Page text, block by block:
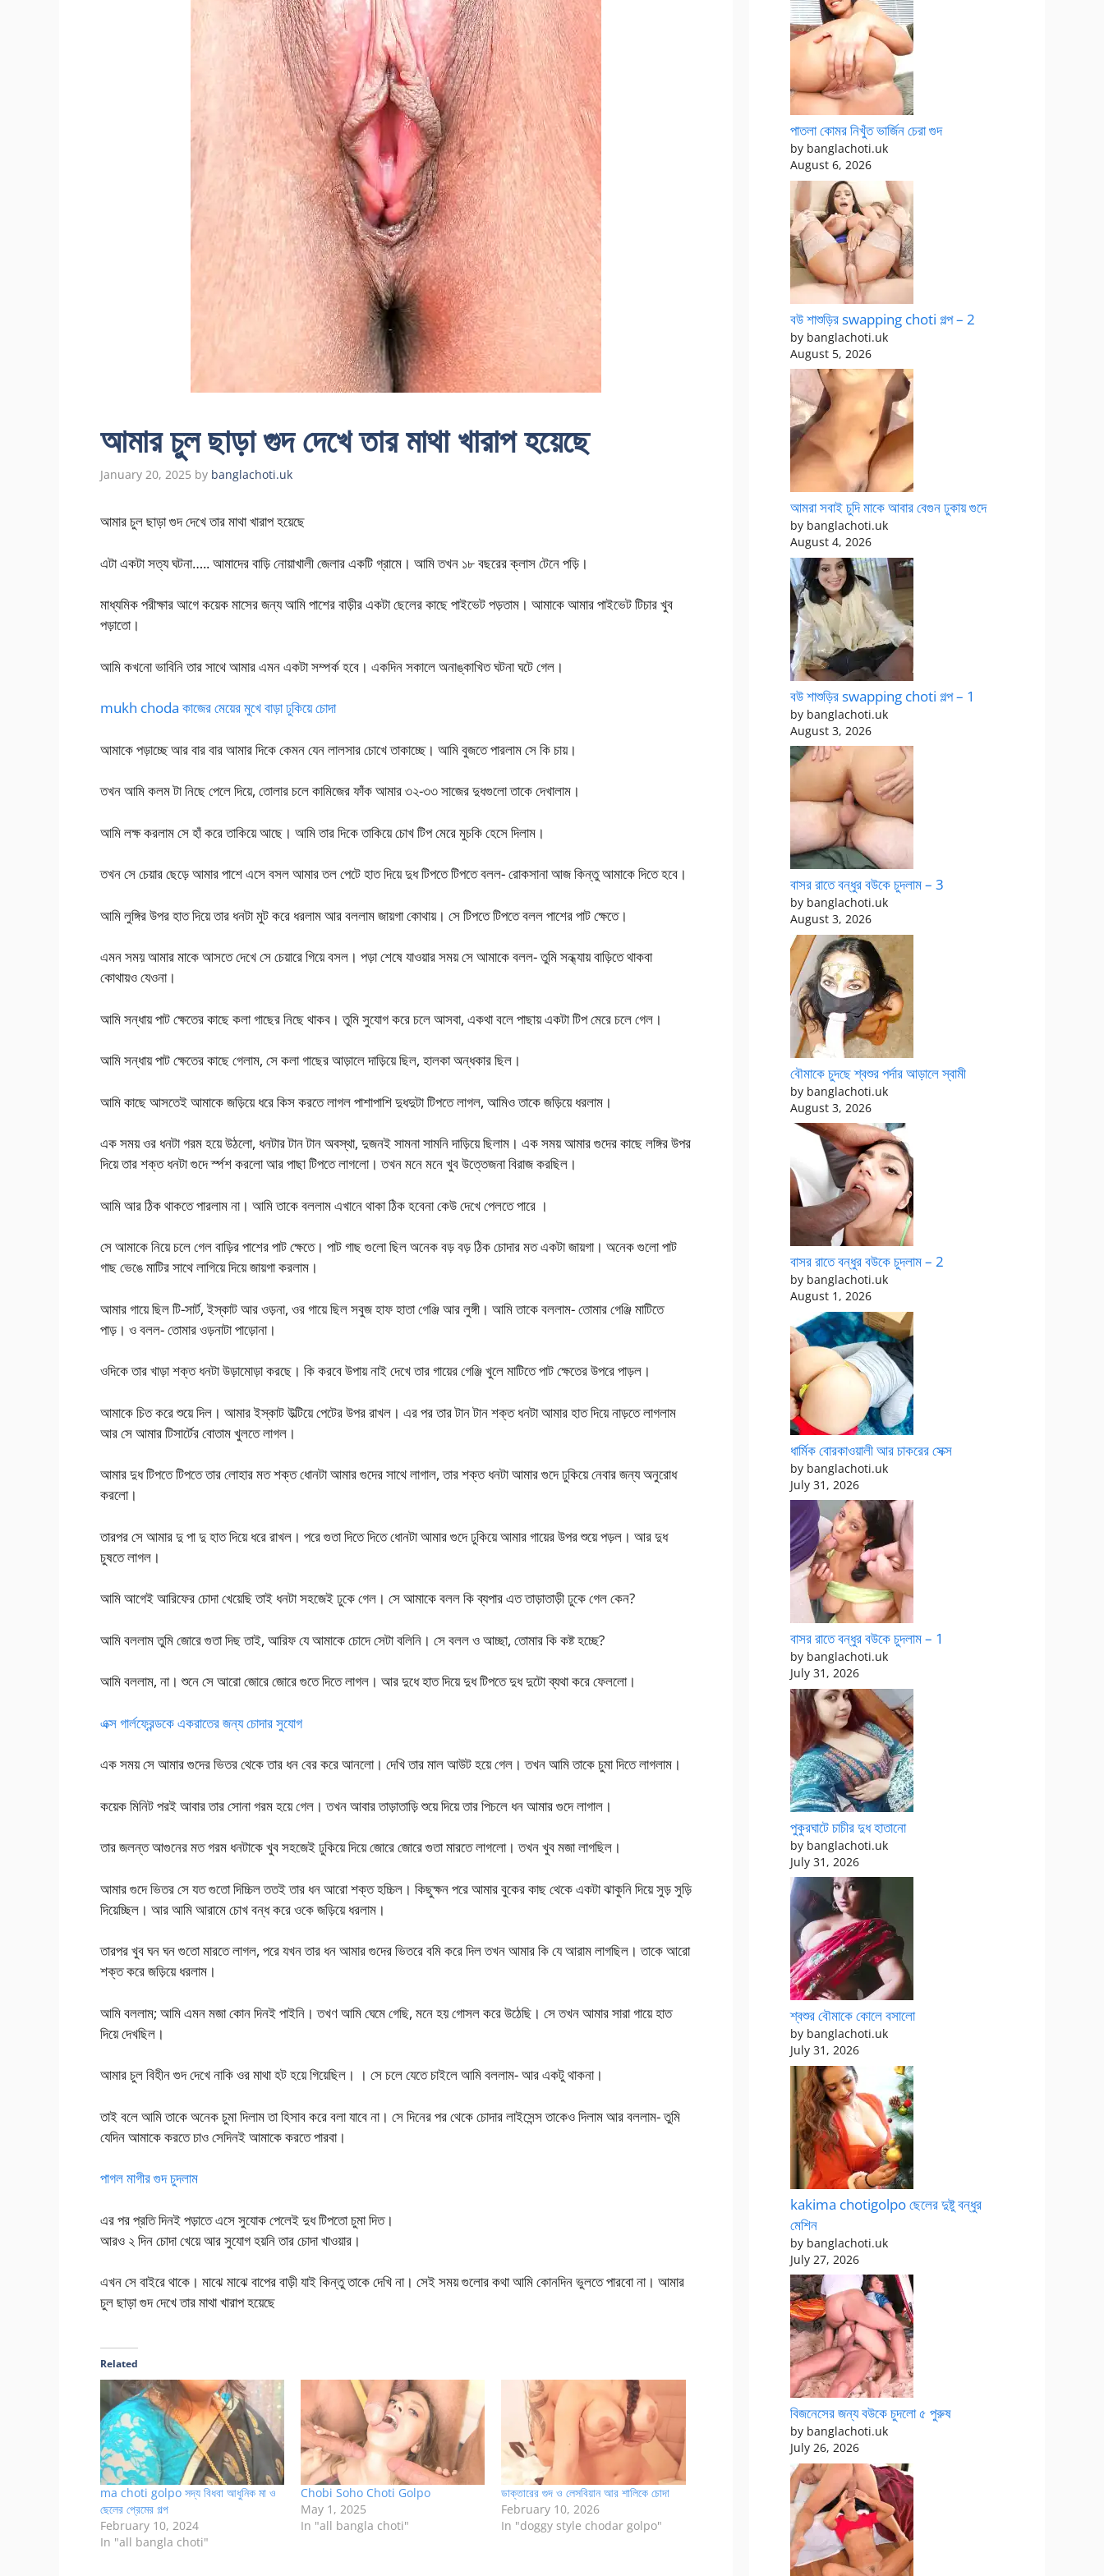
আমার চুল ছাড়া গুদ দেখে তার মাথা খারাপ হয়েছে
January 20, 2025 by banglachoti.uk
আমার চুল ছাড়া গুদ দেখে তার মাথা খারাপ হয়েছে
এটা একটা সত্য ঘটনা….. আমাদের বাড়ি নোয়াখালী জেলার একটি গ্রামে। আমি তখন ১৮ বছরের ক্লাস টেনে পড়ি।
মাধ্যমিক পরীক্ষার আগে কয়েক মাসের জন্য আমি পাশের বাড়ীর একটা ছেলের কাছে পাইভেট পড়তাম। আমাকে আমার পাইভেট টিচার খুব
পড়াতো।
আমি কখনো ভাবিনি তার সাথে আমার এমন একটা সম্পর্ক হবে। একদিন সকালে অনাঙ্কাখিত ঘটনা ঘটে গেল।
mukh choda কাজের মেয়ের মুখে বাড়া ঢুকিয়ে চোদা
আমাকে পড়াচ্ছে আর বার বার আমার দিকে কেমন যেন লালসার চোখে তাকাচ্ছে। আমি বুজতে পারলাম সে কি চায়।
তখন আমি কলম টা নিছে পেলে দিয়ে, তোলার চলে কামিজের ফাঁক আমার ৩২-৩৩ সাজের দুধগুলো তাকে দেখালাম।
আমি লক্ষ করলাম সে হাঁ করে তাকিয়ে আছে। আমি তার দিকে তাকিয়ে চোখ টিপ মেরে মুচকি হেসে দিলাম।
তখন সে চেয়ার ছেড়ে আমার পাশে এসে বসল আমার তল পেটে হাত দিয়ে দুধ টিপতে টিপতে বলল- রোকসানা আজ কিন্তু আমাকে দিতে হবে।
আমি লুঙ্গির উপর হাত দিয়ে তার ধনটা মুট করে ধরলাম আর বললাম জায়গা কোথায়। সে টিপতে টিপতে বলল পাশের পাট ক্ষেতে।
এমন সময় আমার মাকে আসতে দেখে সে চেয়ারে গিয়ে বসল। পড়া শেষে যাওয়ার সময় সে আমাকে বলল- তুমি সন্ধ্যায় বাড়িতে থাকবা
কোথায়ও যেওনা।
আমি সন্ধায় পাট ক্ষেতের কাছে কলা গাছের নিছে থাকব। তুমি সুযোগ করে চলে আসবা, একথা বলে পাছায় একটা টিপ মেরে চলে গেল।
আমি সন্ধায় পাট ক্ষেতের কাছে গেলাম, সে কলা গাছের আড়ালে দাড়িয়ে ছিল, হালকা অন্ধকার ছিল।
আমি কাছে আসতেই আমাকে জড়িয়ে ধরে কিস করতে লাগল পাশাপাশি দুধদুটা টিপতে লাগল, আমিও তাকে জড়িয়ে ধরলাম।
এক সময় ওর ধনটা গরম হয়ে উঠলো, ধনটার টান টান অবস্থা, দুজনই সামনা সামনি দাড়িয়ে ছিলাম। এক সময় আমার গুদের কাছে লঙ্গির উপর
দিয়ে তার শক্ত ধনটা গুদে র্স্পশ করলো আর পাছা টিপতে লাগলো। তখন মনে মনে খুব উত্তেজনা বিরাজ করছিল।
আমি আর ঠিক থাকতে পারলাম না। আমি তাকে বললাম এখানে থাকা ঠিক হবেনা কেউ দেখে পেলতে পারে ।
সে আমাকে নিয়ে চলে গেল বাড়ির পাশের পাট ক্ষেতে। পাট গাছ গুলো ছিল অনেক বড় বড় ঠিক চোদার মত একটা জায়গা। অনেক গুলো পাট
গাছ ভেঙে মাটির সাথে লাগিয়ে দিয়ে জায়গা করলাম।
আমার গায়ে ছিল টি-সার্ট, ইস্কাট আর ওড়না, ওর গায়ে ছিল সবুজ হাফ হাতা গেঞ্জি আর লুঙ্গী। আমি তাকে বললাম- তোমার গেঞ্জি মাটিতে
পাড়। ও বলল- তোমার ওড়নাটা পাড়োনা।
ওদিকে তার খাড়া শক্ত ধনটা উড়ামোড়া করছে। কি করবে উপায় নাই দেখে তার গায়ের গেঞ্জি খুলে মাটিতে পাট ক্ষেতের উপরে পাড়ল।
আমাকে চিত করে শুয়ে দিল। আমার ইস্কাট উল্টিয়ে পেটের উপর রাখল। এর পর তার টান টান শক্ত ধনটা আমার হাত দিয়ে নাড়তে লাগলাম
আর সে আমার টিসার্টের বোতাম খুলতে লাগল।
আমার দুধ টিপতে টিপতে তার লোহার মত শক্ত ধোনটা আমার গুদের সাথে লাগাল, তার শক্ত ধনটা আমার গুদে ঢুকিয়ে নেবার জন্য অনুরোধ
করলো।
তারপর সে আমার দু পা দু হাত দিয়ে ধরে রাখল। পরে গুতা দিতে দিতে ধোনটা আমার গুদে ঢুকিয়ে আমার গায়ের উপর শুয়ে পড়ল। আর দুধ
চুষতে লাগল।
আমি আগেই আরিফের চোদা খেয়েছি তাই ধনটা সহজেই ঢুকে গেল। সে আমাকে বলল কি ব্যপার এত তাড়াতাড়ী ঢুকে গেল কেন?
আমি বললাম তুমি জোরে গুতা দিছ তাই, আরিফ যে আমাকে চোদে সেটা বলিনি। সে বলল ও আচ্ছা, তোমার কি কষ্ট হচ্ছে?
আমি বললাম, না। শুনে সে আরো জোরে জোরে গুতে দিতে লাগল। আর দুধে হাত দিয়ে দুধ টিপতে দুধ দুটো ব্যথা করে ফেললো।
এক্স গার্লফ্রেন্ডকে একরাতের জন্য চোদার সুযোগ
এক সময় সে আমার গুদের ভিতর থেকে তার ধন বের করে আনলো। দেখি তার মাল আউট হয়ে গেল। তখন আমি তাকে চুমা দিতে লাগলাম।
কয়েক মিনিট পরই আবার তার সোনা গরম হয়ে গেল। তখন আবার তাড়াতাড়ি শুয়ে দিয়ে তার পিচলে ধন আমার গুদে লাগাল।
তার জলন্ত আগুনের মত গরম ধনটাকে খুব সহজেই ঢুকিয়ে দিয়ে জোরে জোরে গুতা মারতে লাগলো। তখন খুব মজা লাগছিল।
আমার গুদে ভিতর সে যত গুতো দিচ্চিল ততই তার ধন আরো শক্ত হচ্চিল। কিছুক্ষন পরে আমার বুকের কাছ থেকে একটা ঝাকুনি দিয়ে সুড় সুড়ি
দিয়েচ্ছিল। আর আমি আরামে চোখ বন্ধ করে ওকে জড়িয়ে ধরলাম।
তারপর খুব ঘন ঘন গুতো মারতে লাগল, পরে যখন তার ধন আমার গুদের ভিতরে বমি করে দিল তখন আমার কি যে আরাম লাগছিল। তাকে আরো
শক্ত করে জড়িয়ে ধরলাম।
আমি বললাম; আমি এমন মজা কোন দিনই পাইনি। তখণ আমি ঘেমে গেছি, মনে হয় গোসল করে উঠেছি। সে তখন আমার সারা গায়ে হাত
দিয়ে দেখছিল।
আমার চুল বিহীন গুদ দেখে নাকি ওর মাথা হট হয়ে গিয়েছিল। । সে চলে যেতে চাইলে আমি বললাম- আর একটু থাকনা।
তাই বলে আমি তাকে অনেক চুমা দিলাম তা হিসাব করে বলা যাবে না। সে দিনের পর থেকে চোদার লাইসেন্স তাকেও দিলাম আর বললাম- তুমি
যেদিন আমাকে করতে চাও সেদিনই আমাকে করতে পারবা।
পাগল মাগীর গুদ চুদলাম
এর পর প্রতি দিনই পড়াতে এসে সুযোক পেলেই দুধ টিপতো চুমা দিত।
আরও ২ দিন চোদা খেয়ে আর সুযোগ হয়নি তার চোদা খাওয়ার।
এখন সে বাইরে থাকে। মাঝে মাঝে বাপের বাড়ী যাই কিন্তু তাকে দেখি না। সেই সময় গুলোর কথা আমি কোনদিন ভুলতে পারবো না। আমার
চুল ছাড়া গুদ দেখে তার মাথা খারাপ হয়েছে
Related
ma choti golpo সদ্য বিধবা আধুনিক মা ও
ছেলের প্রেমের গল্প
February 10, 2024
In "all bangla choti"
Chobi Soho Choti Golpo
May 1, 2025
In "all bangla choti"
ডাক্তারের গুদ ও লেসবিয়ান আর শালিকে চোদা
February 10, 2026
In "doggy style chodar golpo"
পাতলা কোমর নিখুঁত ভার্জিন চেরা গুদ
by banglachoti.uk
August 6, 2026
বউ শাশুড়ির swapping choti গল্প – 2
by banglachoti.uk
August 5, 2026
আমরা সবাই চুদি মাকে আবার বেগুন ঢুকায় গুদে
by banglachoti.uk
August 4, 2026
বউ শাশুড়ির swapping choti গল্প – 1
by banglachoti.uk
August 3, 2026
বাসর রাতে বন্ধুর বউকে চুদলাম – 3
by banglachoti.uk
August 3, 2026
বৌমাকে চুদছে শ্বশুর পর্দার আড়ালে স্বামী
by banglachoti.uk
August 3, 2026
বাসর রাতে বন্ধুর বউকে চুদলাম – 2
by banglachoti.uk
August 1, 2026
ধার্মিক বোরকাওয়ালী আর চাকরের সেক্স
by banglachoti.uk
July 31, 2026
বাসর রাতে বন্ধুর বউকে চুদলাম – 1
by banglachoti.uk
July 31, 2026
পুকুরঘাটে চাচীর দুধ হাতানো
by banglachoti.uk
July 31, 2026
শ্বশুর বৌমাকে কোলে বসালো
by banglachoti.uk
July 31, 2026
kakima chotigolpo ছেলের দুষ্টু বন্ধুর
মেশিন
by banglachoti.uk
July 27, 2026
বিজনেসের জন্য বউকে চুদলো ৫ পুরুষ
by banglachoti.uk
July 26, 2026